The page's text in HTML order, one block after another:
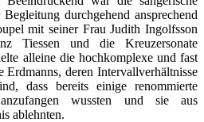
durchgehend ansprechend
mit seiner Frau Judith Ingolfsson
Tiessen und die Kreuzersonate
alleine die hochkomplexe und fast
Erdmanns, deren Intervallverhältnisse
dass bereits einige renommierte
wussten und sie aus
ablehnten.